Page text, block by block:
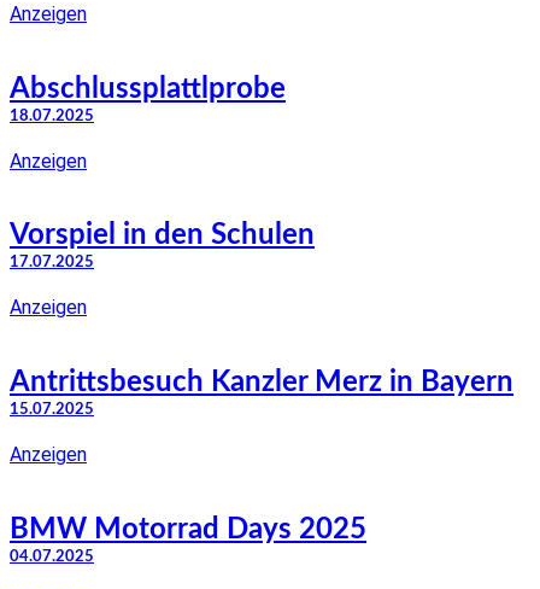
Anzeigen
Abschlussplattlprobe
18.07.2025
Anzeigen
Vorspiel in den Schulen
17.07.2025
Anzeigen
Antrittsbesuch Kanzler Merz in Bayern
15.07.2025
Anzeigen
BMW Motorrad Days 2025
04.07.2025